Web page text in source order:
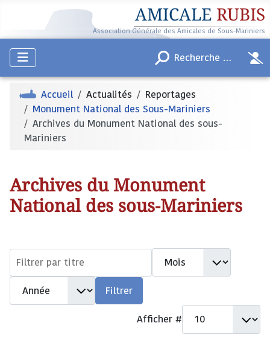
AMICALE RUBIS
Association Générale des Amicales de Sous-Mariniers
Accueil Actualités
Reportages
Monument National des Sous-Mariniers
Archives du Monument National des sous-
Mariniers
Archives du Monument
National des sous-Mariniers
Filtres de recherche
Filtrer par titre
Mois
Année
Filtrer
Afficher #